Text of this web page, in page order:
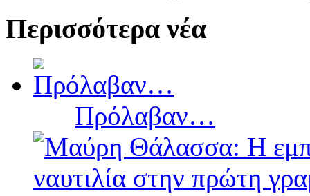
Περισσότερα νέα
Πρόλαβαν…